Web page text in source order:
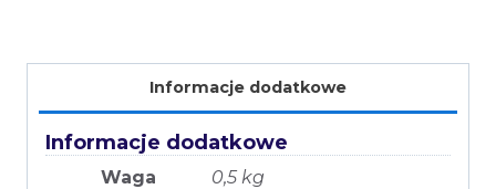
Informacje dodatkowe
Informacje dodatkowe
Waga 0,5 kg